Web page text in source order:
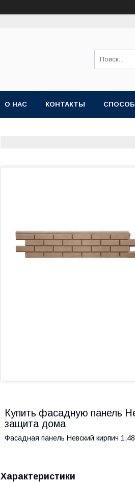
О НАС КОНТАКТЫ
Купить фасадную панель
защита дома
Фасадная панель Невский кирпич
Характеристики